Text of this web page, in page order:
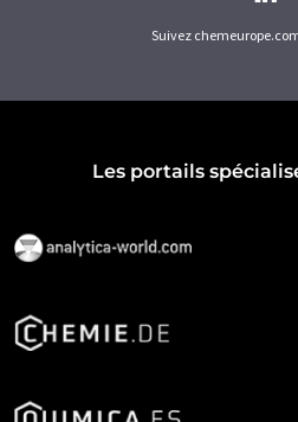
Suivez
Les portails